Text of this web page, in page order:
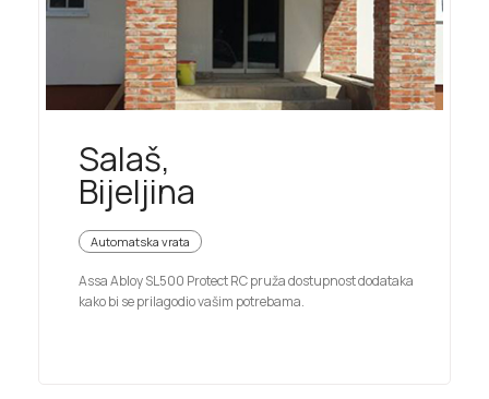
Salaš,
Bijeljina
Automatska vrata
Assa Abloy SL500 Protect RC pruža dostupnost dodataka
kako bi se prilagodio vašim potrebama.